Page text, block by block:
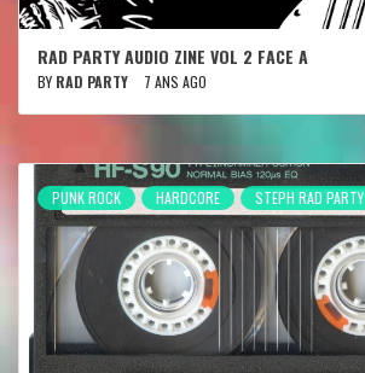
RAD PARTY AUDIO ZINE VOL 2 FACE A
BY RAD PARTY 7 ANS AGO
PUNK ROCK HARDCORE STEPH RAD PARTY